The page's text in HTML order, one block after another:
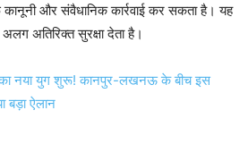
और संवैधानिक कार्रवाई कर सकता है। यह
अतिरिक्त सुरक्षा देता है।
का नया युग शुरू! कानपुर-लखनऊ के बीच इस
बड़ा ऐलान